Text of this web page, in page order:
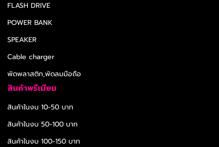
FLASH DRIVE
POWER BANK
SPEAKER
Cable charger
พัดพลาสติก,พัดลมมือถือ
สินค้าพรีเมียม
สินค้าในงบ 10-50 บาท
สินค้าในงบ 50-100 บาท
สินค้าในงบ 100-150 บาท